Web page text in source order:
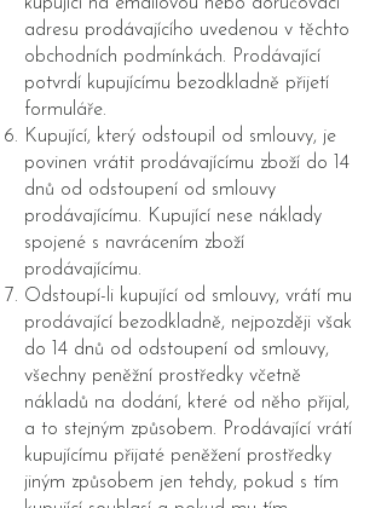
adresu prodávajícího uvedenou v těchto
obchodních podmínkách. Prodávající
potvrdí kupujícímu bezodkladně přijetí
formuláře.
Kupující, který odstoupil od smlouvy, je
povinen vrátit prodávajícímu zboží do 14
dnů od odstoupení od smlouvy
prodávajícímu. Kupující nese náklady
spojené s navrácením zboží
prodávajícímu.
Odstoupí-li kupující od smlouvy, vrátí mu
prodávající bezodkladně, nejpozději však
do 14 dnů od odstoupení od smlouvy,
všechny peněžní prostředky včetně
nákladů na dodání, které od něho přijal,
a to stejným způsobem. Prodávající vrátí
kupujícímu přijaté peněžení prostředky
jiným způsobem jen tehdy, pokud s tím